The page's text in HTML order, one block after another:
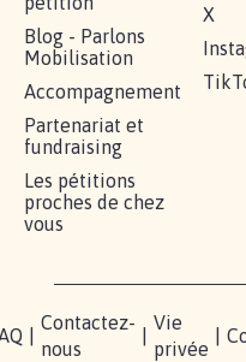
Blog - Parlons
Mobilisation
Accompagnement
Partenariat et
fundraising
Les pétitions
proches de chez
vous
X
Contactez-
nous
Vie
privée